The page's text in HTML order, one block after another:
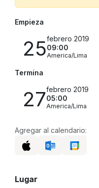
Empieza
25febrero 2019
09:00
America/Lima
Termina
27febrero 2019
05:00
America/Lima
Agregar al calendario:
Lugar